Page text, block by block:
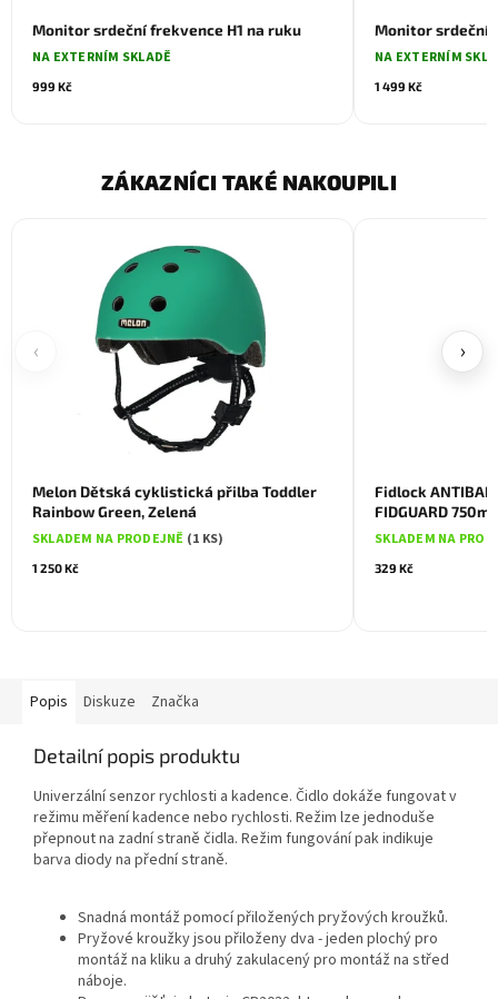
Monitor srdeční frekvence H1 na ruku
NA EXTERNÍM SKLADĚ
999 Kč
Monitor srdeční
NA EXTERNÍM
1 499 Kč
ZÁKAZNÍCI TAKÉ NAKOUPILI
‹
Melon Dětská cyklistická přilba Toddler
Rainbow Green, Zelená
SKLADEM NA PRODEJNĚ (1 KS)
1 250 Kč
Fidlock
FIDGUARD
SKLADEM NA
329 Kč
›
Popis Diskuze Značka
Detailní popis produktu
Univerzální senzor rychlosti a kadence. Čidlo dokáže fungovat v
režimu měření kadence nebo rychlosti. Režim lze jednoduše
přepnout na zadní straně čidla. Režim fungování pak indikuje
barva diody na přední straně.
Snadná montáž pomocí přiložených pryžových kroužků.
Pryžové kroužky jsou přiloženy dva - jeden plochý pro
montáž na kliku a druhý zakulacený pro montáž na střed
náboje.